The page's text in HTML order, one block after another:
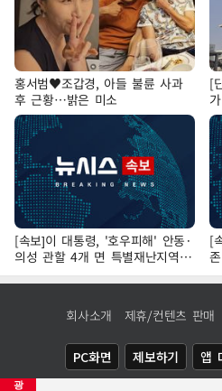
광
홍서범♥조갑경, 아들 불륜 사과
후 근황…밝은 미소
[
[속보]이 대통령, '호우피해' 안동·
의성 관할 4개 면 특별재난지역
선포
[
회사소개 제휴/컨텐츠 판매
PC화면 제보하기 앱